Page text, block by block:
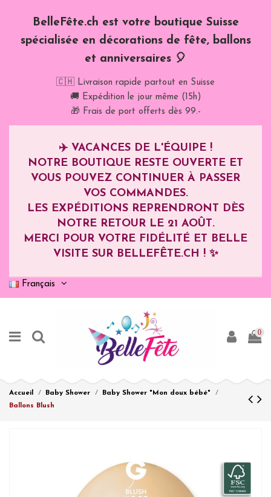
BelleFête.ch est votre boutique Suisse
spécialisée en décorations de fête, ballons
et anniversaires 🎈
🇨🇭 Livraison rapide partout en Suisse
🚚 Expédition le jour même (15h)
🎁 Frais de port offerts dès 99.-
✈️ VACANCES DE L'ÉQUIPE !
NOTRE BOUTIQUE RESTE OUVERTE ET
VOUS POUVEZ CONTINUER À PASSER
VOS COMMANDES.
LES EXPÉDITIONS REPRENDRONT DÈS
NOTRE RETOUR LE 21 AOÛT.
MERCI POUR VOTRE FIDÉLITÉ ET BELLE
VISITE SUR BELLEFÊTE.CH ! ✨
Français
0
Accueil Baby Shower
Baby Shower "Mon doux bébé"
Ballons Blush